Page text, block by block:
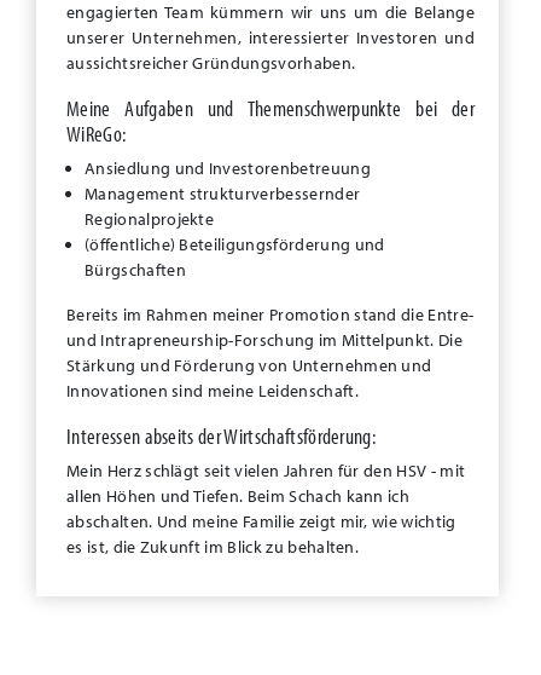
engagierten Team kümmern wir uns um die Belange
unserer Unternehmen, interessierter Investoren und
aussichtsreicher Gründungsvorhaben.
Meine Aufgaben und Themenschwerpunkte bei der
WiReGo:
Ansiedlung und Investorenbetreuung
Management strukturverbessernder
Regionalprojekte
(öffentliche) Beteiligungsförderung und
Bürgschaften
Bereits im Rahmen meiner Promotion stand die Entre-
und Intrapreneurship-Forschung im Mittelpunkt. Die
Stärkung und Förderung von Unternehmen und
Innovationen sind meine Leidenschaft.
Interessen abseits der Wirtschaftsförderung:
Mein Herz schlägt seit vielen Jahren für den HSV - mit
allen Höhen und Tiefen. Beim Schach kann ich
abschalten. Und meine Familie zeigt mir, wie wichtig
es ist, die Zukunft im Blick zu behalten.